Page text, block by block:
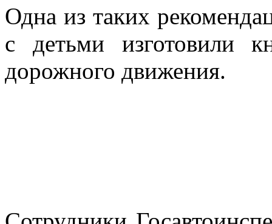
Одна из таких
с детьми изготовили
дорожного движения.